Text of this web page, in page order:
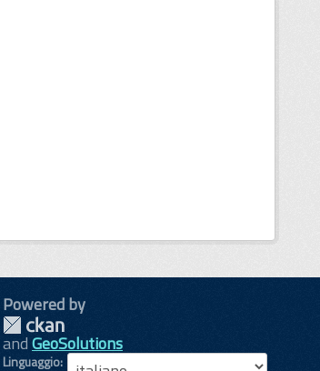
Powered by
andGeoSolutions
Linguaggio